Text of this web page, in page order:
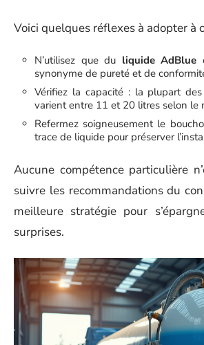
Voici quelques réflexes à adopter à
N’utilisez que du liquide AdBlue
synonyme de pureté et de
Vérifiez la capacité : la plupart des
varient entre 11 et 20 litres selon le
Refermez soigneusement le
trace de liquide pour préserver
Aucune compétence particulière
suivre les recommandations du
meilleure stratégie pour
surprises.